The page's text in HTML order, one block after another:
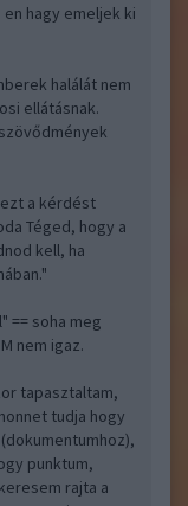
hagy emeljek ki
halálát nem
ellátásnak.
ezt a kérdést
Téged, hogy a
kell, ha
== soha meg
nem igaz.
tapasztaltam,
tudja hogy
punktum,
rajta a